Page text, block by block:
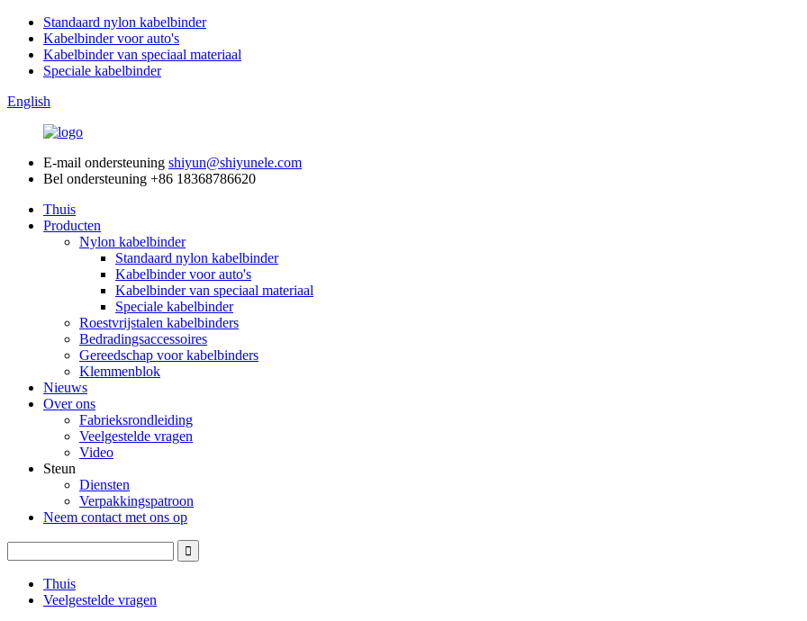
Standaard nylon kabelbinder
Kabelbinder voor auto's
Kabelbinder van speciaal materiaal
Speciale kabelbinder
English
E-mail ondersteuning shiyun@shiyunele.com
Bel ondersteuning +86 18368786620
Thuis
Producten
Nylon kabelbinder
Standaard nylon kabelbinder
Kabelbinder voor auto's
Kabelbinder van speciaal materiaal
Speciale kabelbinder
Roestvrijstalen kabelbinders
Bedradingsaccessoires
Gereedschap voor kabelbinders
Klemmenblok
Nieuws
Over ons
Fabrieksrondleiding
Veelgestelde vragen
Video
Steun
Diensten
Verpakkingspatroon
Neem contact met ons op
Thuis
Veelgestelde vragen